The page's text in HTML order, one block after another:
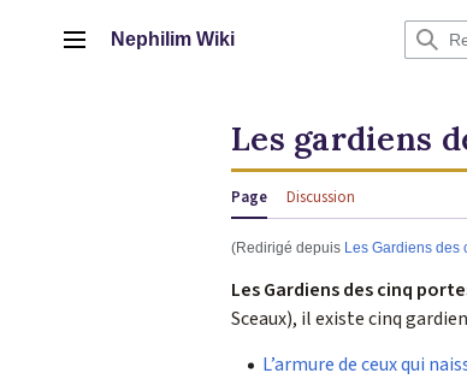
contenu Menu principal
Nephilim Wiki
Les gardiens
Page Discussion
(Redirigé depuis Les Gardiens
Les Gardiens des cinq
Sceaux), il existe cinq
L’armure de ceux qui